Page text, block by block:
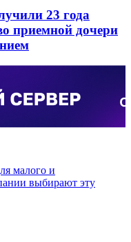
23 года
приемной дочери